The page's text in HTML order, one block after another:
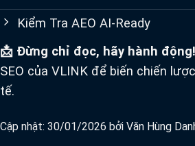
Kiểm Tra AEO AI-Ready
📩 Đừng chỉ đọc, hãy hành động!
SEO của VLINK để biến chiến
tế.
Cập nhật: 30/01/2026 bởi Văn Hùng